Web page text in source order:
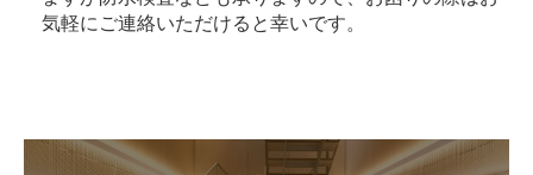
気軽にご連絡いただけると幸いです。